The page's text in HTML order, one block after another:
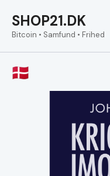
SHOP21.DK
Bitcoin • Samfund • Frihed